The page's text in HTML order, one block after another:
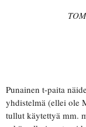
Punainen t-paita
yhdistelmä (ellei ole
tullut käytettyä mm.